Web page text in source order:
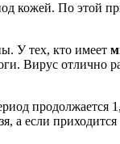
кожей. По этой
У тех, кто имеет
Вирус отлично
продолжается
а если приходится